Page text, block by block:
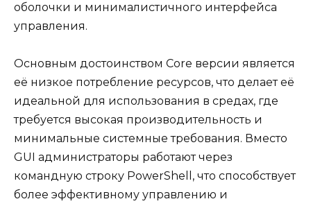
оболочки и минималистичного интерфейса
управления.
Основным достоинством Core версии является
её низкое потребление ресурсов, что делает её
идеальной для использования в средах, где
требуется высокая производительность и
минимальные системные требования. Вместо
GUI администраторы работают через
командную строку PowerShell, что способствует
более эффективному управлению и